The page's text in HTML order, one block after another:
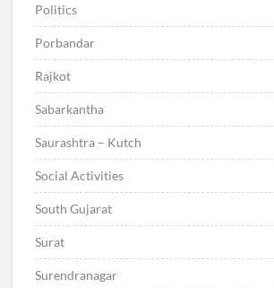
Politics
Porbandar
Rajkot
Sabarkantha
Saurashtra – Kutch
Social Activities
South Gujarat
Surat
Surendranagar